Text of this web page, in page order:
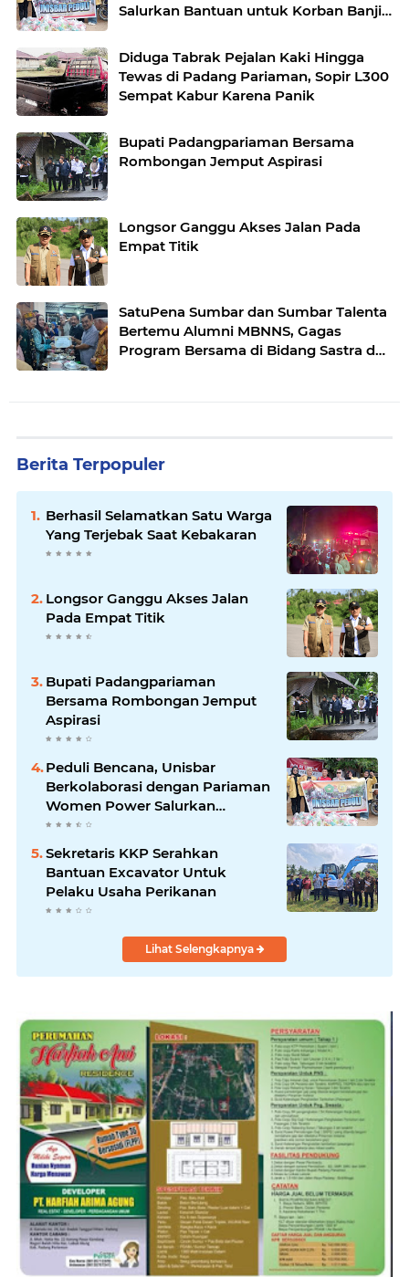
Salurkan Bantuan untuk Korban Banjir
Diduga Tabrak Pejalan Kaki Hingga
Tewas di Padang Pariaman, Sopir L300
Sempat Kabur Karena Panik
Bupati Padangpariaman Bersama
Rombongan Jemput Aspirasi
Longsor Ganggu Akses Jalan Pada
Empat Titik
SatuPena Sumbar dan Sumbar Talenta
Bertemu Alumni MBNNS, Gagas
Program Bersama di Bidang Sastra dan
Berita Terpopuler
Berhasil Selamatkan Satu Warga
Yang Terjebak Saat Kebakaran
Longsor Ganggu Akses Jalan
Pada Empat Titik
Bupati Padangpariaman
Bersama Rombongan Jemput
Aspirasi
Peduli Bencana, Unisbar
Berkolaborasi dengan Pariaman
Women Power Salurkan
Bantuan untuk Korban Banjir di
Padang
Sekretaris KKP Serahkan
Bantuan Excavator Untuk
Pelaku Usaha Perikanan
Lihat Selengkapnya